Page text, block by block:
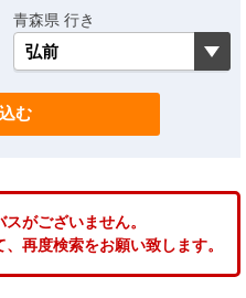
青森県 行き
がございません。
再度検索をお願い致します。